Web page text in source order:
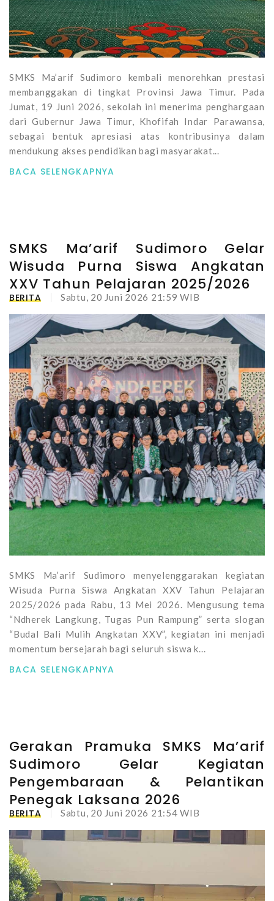
SMKS Ma’arif Sudimoro kembali menorehkan prestasi
membanggakan di tingkat Provinsi Jawa Timur. Pada
Jumat, 19 Juni 2026, sekolah ini menerima penghargaan
dari Gubernur Jawa Timur, Khofifah Indar Parawansa,
sebagai bentuk apresiasi atas kontribusinya dalam
mendukung akses pendidikan bagi masyarakat...
BACA SELENGKAPNYA
SMKS Ma’arif Sudimoro Gelar
Wisuda Purna Siswa Angkatan
XXV Tahun Pelajaran 2025/2026
BERITA Sabtu, 20 Juni 2026 21:59 WIB
SMKS Ma’arif Sudimoro menyelenggarakan kegiatan
Wisuda Purna Siswa Angkatan XXV Tahun Pelajaran
2025/2026 pada Rabu, 13 Mei 2026. Mengusung tema
“Ndherek Langkung, Tugas Pun Rampung” serta slogan
“Budal Bali Mulih Angkatan XXV”, kegiatan ini menjadi
momentum bersejarah bagi seluruh siswa k...
BACA SELENGKAPNYA
Gerakan Pramuka SMKS Ma’arif
Sudimoro Gelar Kegiatan
Pengembaraan & Pelantikan
Penegak Laksana 2026
BERITA Sabtu, 20 Juni 2026 21:54 WIB